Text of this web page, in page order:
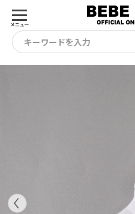
メニュー
キーワードを入力